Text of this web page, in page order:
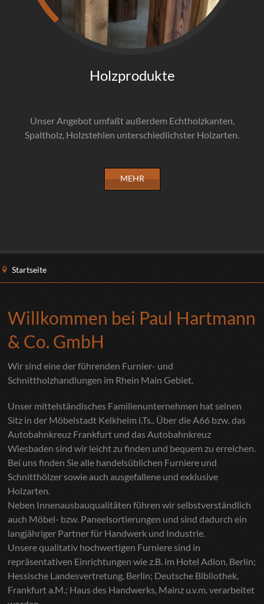
Holzprodukte
Unser Angebot umfaßt außerdem Echtholzkanten,
Spaltholz, Holzstehlen unterschiedlichster Holzarten.
MEHR
Startseite
Willkommen bei Paul Hartmann
& Co. GmbH
Wir sind eine der führenden Furnier- und
Schnittholzhandlungen im Rhein Main Gebiet.
Unser mittelständisches Familienunternehmen hat seinen
Sitz in der Möbelstadt Kelkheim i.Ts.. Über die A66 bzw. das
Autobahnkreuz Frankfurt und das Autobahnkreuz
Wiesbaden sind wir leicht zu finden und bequem zu erreichen.
Bei uns finden Sie alle handelsüblichen Furniere und
Schnitthölzer sowie auch ausgefallene und exklusive
Holzarten.
Neben Innenausbauqualitäten führen wir selbstverständlich
auch Möbel- bzw. Paneelsortierungen und sind dadurch ein
langjähriger Partner für Handwerk und Industrie.
Unsere qualitativ hochwertigen Furniere sind in
repräsentativen Einrichtungen wie z.B. im Hotel Adlon, Berlin;
Hessische Landesvertretung, Berlin; Deutsche Bibliothek,
Frankfurt a.M.; Haus des Handwerks, Mainz u.v.m. verarbeitet